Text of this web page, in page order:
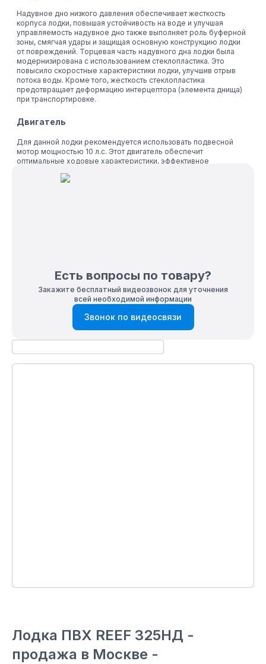
Надувное дно низкого давления обеспечивает жесткость
корпуса лодки, повышая устойчивость на воде и улучшая
управляемость надувное дно также выполняет роль буферной
зоны, смягчая удары и защищая основную конструкцию лодки
от повреждений. Торцевая часть надувного дна лодки была
модернизирована с использованием стеклопластика. Это
повысило скоростные характеристики лодки, улучшив отрыв
потока воды. Кроме того, жесткость стеклопластика
предотвращает деформацию интерцептора (элемента днища)
при транспортировке.
Двигатель
Для данной лодки рекомендуется использовать подвесной
мотор мощностью 10 л.с. Этот двигатель обеспечит
оптимальные ходовые характеристики, эффективное
сохраняя устойчивость лодки на воде.
Мы уверены в качестве нашей продукции, поэтому
предоставляем гарантию на эту модель лодки на 2 года. Если
вы заинтересованы, оставьте заявку на нашем официальном
сайте, и мы свяжемся с вами, чтобы подробно
проконсультировать.
В нашем интернет-магазине доступна доставка лодок пвх в
Есть вопросы по товару?
Закажите бесплатный видеозвонок для уточнения
всей необходимой информации
Звонок по видеосвязи
Лодка ПВХ REEF 325НД -
продажа в Москве -